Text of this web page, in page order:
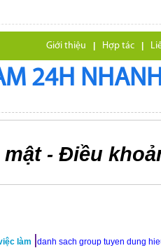
Giới thiệu | Hợp tác |
24H
mật - Điều
làm |danh sach group tuyen dung